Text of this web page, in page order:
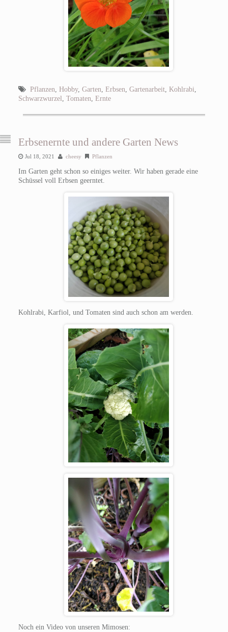
Pflanzen Hobby, Garten Erbsen Gartenarbeit, Kohlrabi
Schwarzwurzel
Tomaten Ernte
Erbsenernte und andere Garten News
Jul 18, 2021 cheesy Pflanzen
Im Garten geht schon so einiges weiter. Wir haben gerade eine
Schüssel voll Erbsen geerntet.
Kohlrabi, Karfiol, und Tomaten sind auch schon am werden.
Noch ein Video von unseren Mimosen: